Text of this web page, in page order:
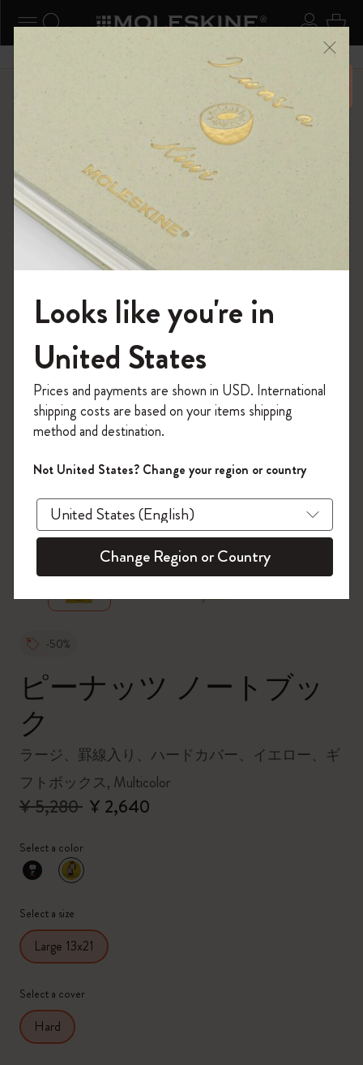
ナビゲーションの切替 ログ
検索 (キーワードなど) カ
6,500円以上のご購入で送料無料 メニ
ーを閉じる
ショップ
ピーナッツ限定コレクション
zoom.cta
-50%
ピーナッツ ノートブッ
ク
ラージ、罫線入り、ハードカバー、イエロー、ギ
フトボックス, Multicolor
¥ 5,280 ¥ 2,640
Select a color
選択済
*選択したカラー
Select a size
Large 13x21
Select a cover
Hard
モレスキンの世界へようこそ
「WELCOME10」を入力すると、初回注
文が10%オフ＋送料無料になります。セ
ール・アウトレット品は適用外。
Moleskineアカウントを作成して限定オフ
ァーや会員特典、さらに多くのインスピ
レーションを手に入れましょう。
今すぐ会員登録 !
Looks like you're in
United States
Prices and payments are shown in USD. International
shipping costs are based on your items shipping
method and destination.
Not United States? Change your region or country
Change Region or Country